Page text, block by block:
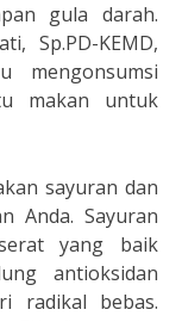
gula darah.
Sp.PD-KEMD,
mengonsumsi
makan untuk
sayuran dan
Anda. Sayuran
yang baik
antioksidan
radikal bebas.